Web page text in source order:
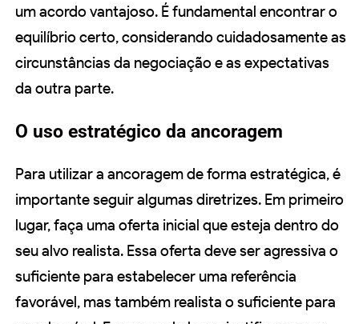
um acordo vantajoso. É fundamental encontrar o
equilíbrio certo, considerando cuidadosamente as
circunstâncias da negociação e as expectativas
da outra parte.
O uso estratégico da ancoragem
Para utilizar a ancoragem de forma estratégica, é
importante seguir algumas diretrizes. Em primeiro
lugar, faça uma oferta inicial que esteja dentro do
seu alvo realista. Essa oferta deve ser agressiva o
suficiente para estabelecer uma referência
favorável, mas também realista o suficiente para